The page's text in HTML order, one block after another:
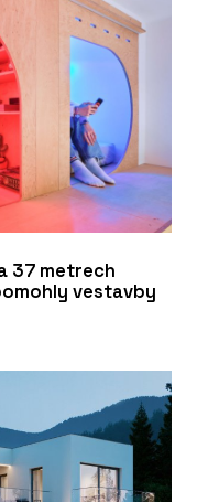
37 metrech
vestavby